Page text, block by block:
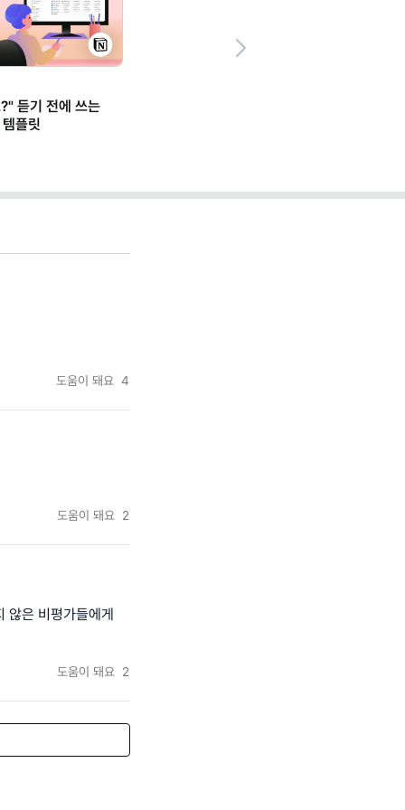
듣기 전에 쓰는
플릿
도움이 돼요 4
도움이 돼요 2
않은 비평가들에게
도움이 돼요 2